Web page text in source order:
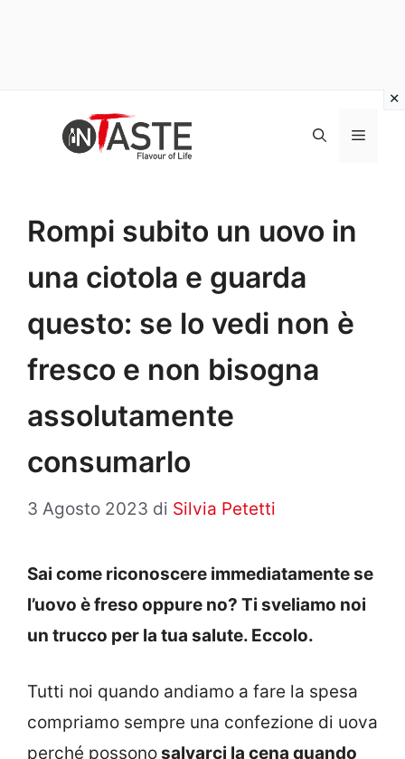
Menu
Rompi subito un uovo in
una ciotola e guarda
questo: se lo vedi non è
fresco e non bisogna
assolutamente
consumarlo
3 Agosto 2023 di Silvia Petetti
Sai come riconoscere immediatamente se
l’uovo è freso oppure no? Ti sveliamo noi
un trucco per la tua salute. Eccolo.
Tutti noi quando andiamo a fare la spesa
compriamo sempre una confezione di uova
perché possonosalvarci la cena quando